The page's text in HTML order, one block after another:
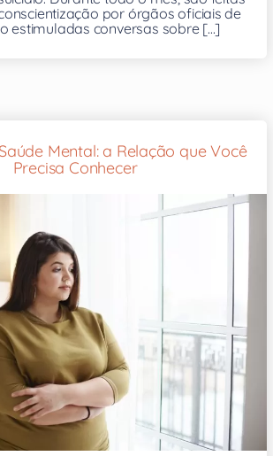
por órgãos oficiais de
estimuladas conversas sobre [...]
Mental: a Relação que Você
Precisa Conhecer